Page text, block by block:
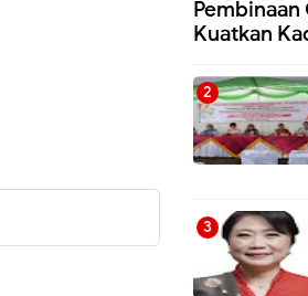
Pembinaan
Kuatkan